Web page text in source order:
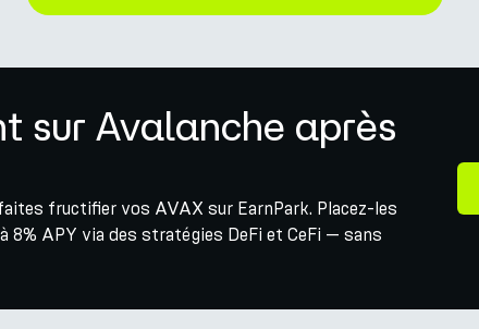
sur Avalanche après
fructifier vos AVAX sur EarnPark. Placez-les
8% APY via des stratégies DeFi et CeFi — sans